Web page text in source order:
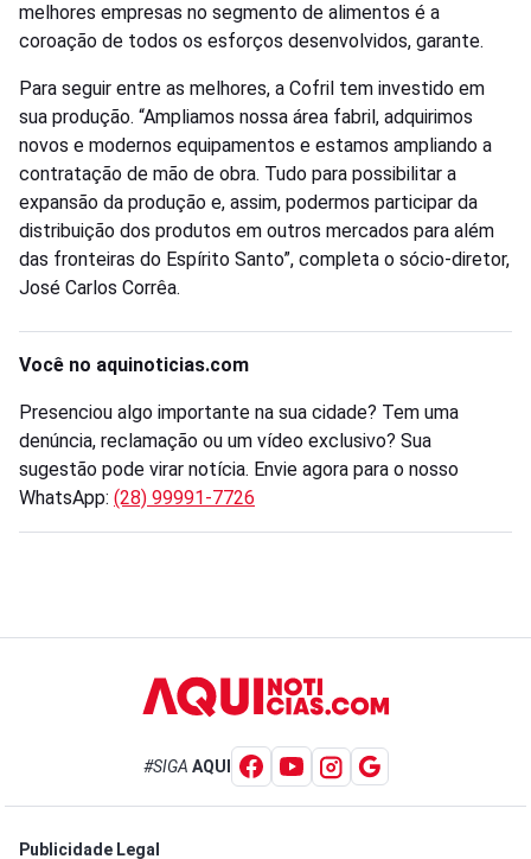
melhores empresas no segmento de alimentos é a
coroação de todos os esforços desenvolvidos, garante.
Para seguir entre as melhores, a Cofril tem investido em
sua produção. “Ampliamos nossa área fabril, adquirimos
novos e modernos equipamentos e estamos ampliando a
contratação de mão de obra. Tudo para possibilitar a
expansão da produção e, assim, podermos participar da
distribuição dos produtos em outros mercados para além
das fronteiras do Espírito Santo”, completa o sócio-diretor,
José Carlos Corrêa.
Você no aquinoticias.com
Presenciou algo importante na sua cidade? Tem uma
denúncia, reclamação ou um vídeo exclusivo? Sua
sugestão pode virar notícia. Envie agora para o nosso
WhatsApp: (28) 99991-7726
#SIGA AQUI
Publicidade Legal